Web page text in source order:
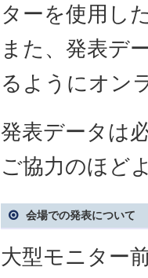
ターを使用し
また、発表デ
るようにオン
発表データは
ご協力のほど
会場での発表について
大型モニター